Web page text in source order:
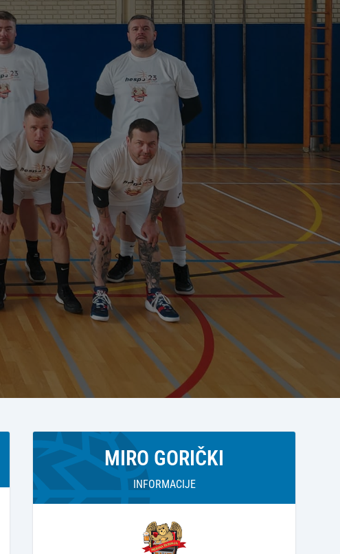
MIRO GORIČKI
INFORMACIJE